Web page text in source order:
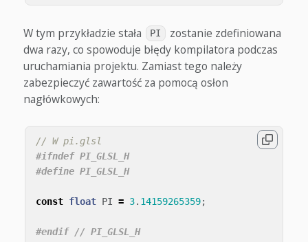
W tym przykładzie stała PI
zostanie zdefiniowana
dwa razy, co spowoduje błędy kompilatora podczas
uruchamiania projektu. Zamiast tego należy
zabezpieczyć zawartość za pomocą osłon
nagłówkowych:
// W pi.glsl
#ifndef PI_GLSL_H
#define PI_GLSL_H
const float PI = 3. 14159265359;
#endif // PI_GLSL_H